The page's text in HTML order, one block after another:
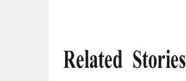
Related Stories